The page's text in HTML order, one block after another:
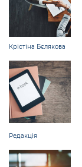
Крістіна Бєлякова
Редакція